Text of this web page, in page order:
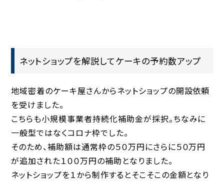
ネットショップを解説してケーキの予約数アップ
地域密着のケーキ屋さんからネットショップの開設依頼
を受けました。
こちらも小規模事業者持続化補助金が採択。ちなみに
一般型ではなくコロナ枠でした。
そのため、補助額は通常枠の５０万円にさらに５０万円
が追加された１００万円の補助となりました。
ネットショップを１から制作するとそこそこの金額となり